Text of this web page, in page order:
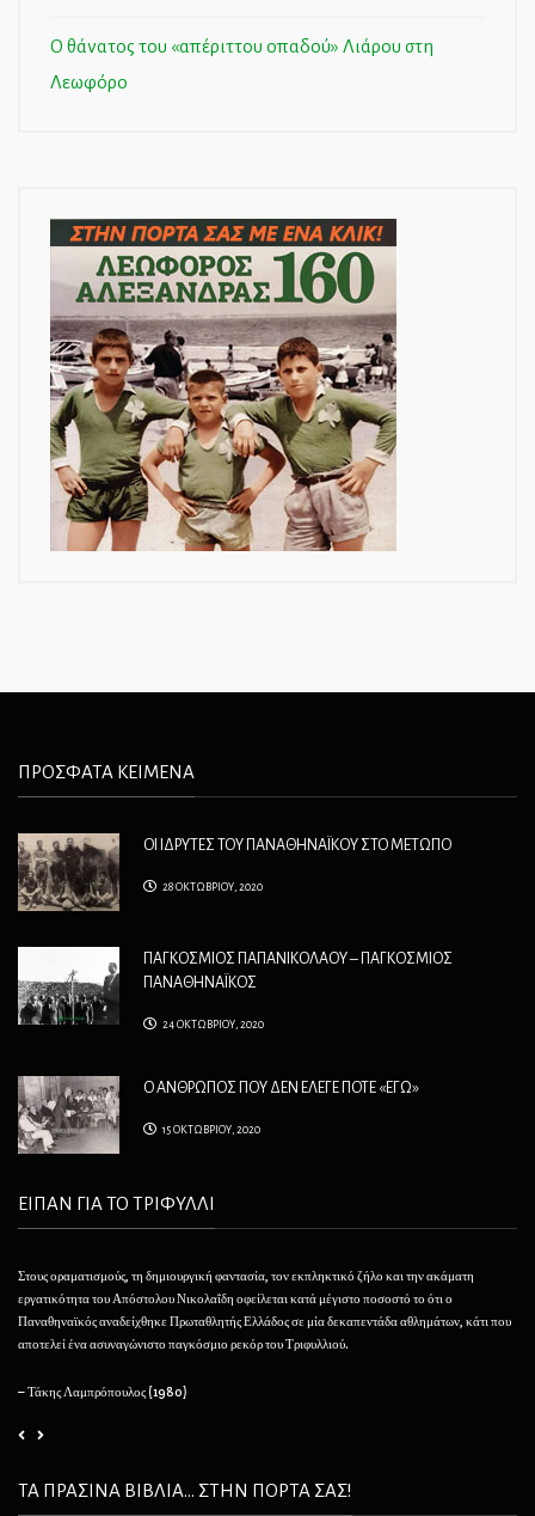
Ο θάνατος του «απέριττου οπαδού» Λιάρου στη
Λεωφόρο
ΠΡΟΣΦΑΤΑ ΚΕΙΜΕΝΑ
ΟΙ ΙΔΡΥΤΕΣ ΤΟΥ ΠΑΝΑΘΗΝΑΪΚΟΥ ΣΤΟ ΜΕΤΩΠΟ
28 ΟΚΤΩΒΡΙΟΥ, 2020
ΠΑΓΚΟΣΜΙΟΣ ΠΑΠΑΝΙΚΟΛΑΟΥ – ΠΑΓΚΟΣΜΙΟΣ
ΠΑΝΑΘΗΝΑΪΚΟΣ
24 ΟΚΤΩΒΡΙΟΥ, 2020
Ο ΑΝΘΡΩΠΟΣ ΠΟΥ ΔΕΝ ΕΛΕΓΕ ΠΟΤΕ «ΕΓΩ»
15 ΟΚΤΩΒΡΙΟΥ, 2020
ΕΙΠΑΝ ΓΙΑ ΤΟ ΤΡΙΦΥΛΛΙ
Στους οραματισμούς, τη δημιουργική φαντασία, τον εκπληκτικό ζήλο και την ακάματη
εργατικότητα του Απόστολου Νικολαΐδη οφείλεται κατά μέγιστο ποσοστό το ότι ο
Παναθηναϊκός αναδείχθηκε Πρωταθλητής Ελλάδος σε μία δεκαπεντάδα αθλημάτων, κάτι που
αποτελεί ένα ασυναγώνιστο παγκόσμιο ρεκόρ του Τριφυλλιού.
– Τάκης Λαμπρόπουλος (1980)
ΤΑ ΠΡΑΣΙΝΑ ΒΙΒΛΙΑ... ΣΤΗΝ ΠΟΡΤΑ ΣΑΣ!